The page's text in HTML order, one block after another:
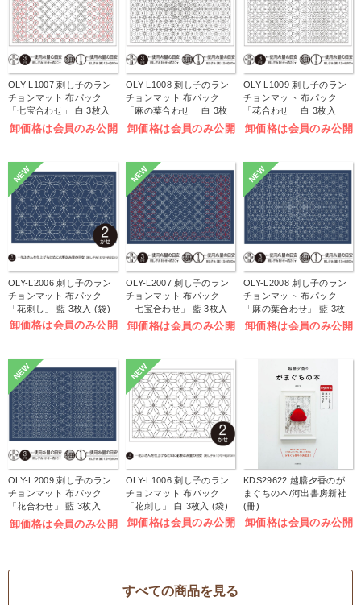
OLY-L1007 刺し子のラン
チョンマット 布パック
「七宝合わせ」 白 3枚入
(袋)
卸価格は会員のみ公開
OLY-L1008 刺し子のラン
チョンマット 布パック
「麻の葉合わせ」 白 3枚
入 (袋)
卸価格は会員のみ公開
OLY-L1009 刺し子のラン
チョンマット 布パック
「花合わせ」 白 3枚入
(袋)
卸価格は会員のみ公開
NEW
OLY-L2006 刺し子のラン
チョンマット 布パック
「花刺し」 藍 3枚入 (袋)
卸価格は会員のみ公開
NEW
OLY-L2007 刺し子のラン
チョンマット 布パック
「七宝合わせ」 藍 3枚入
(袋)
卸価格は会員のみ公開
NEW
OLY-L2008 刺し子のラン
チョンマット 布パック
「麻の葉合わせ」 藍 3枚
入 (袋)
卸価格は会員のみ公開
NEW
OLY-L2009 刺し子のラン
チョンマット 布パック
「花合わせ」 藍 3枚入
(袋)
卸価格は会員のみ公開
NEW
OLY-L1006 刺し子のラン
チョンマット 布パック
「花刺し」 白 3枚入 (袋)
卸価格は会員のみ公開
KDS29622 越膳夕香のが
まぐちの本/河出書房新社
(冊)
卸価格は会員のみ公開
すべての商品を見る